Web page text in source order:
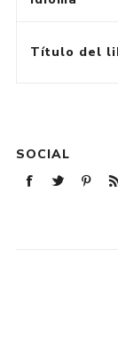
Título del
SOCIAL